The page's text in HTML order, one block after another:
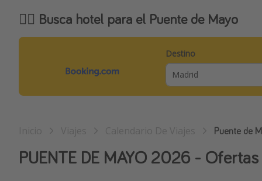
🕵️‍♂️ Busca hotel para el Puente de Mayo
Destino
Puente de
PUENTE DE MAYO 2026 -